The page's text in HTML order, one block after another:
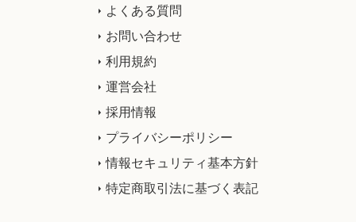
よくある質問
お問い合わせ
利用規約
運営会社
採用情報
プライバシーポリシー
情報セキュリティ基本方針
特定商取引法に基づく表記